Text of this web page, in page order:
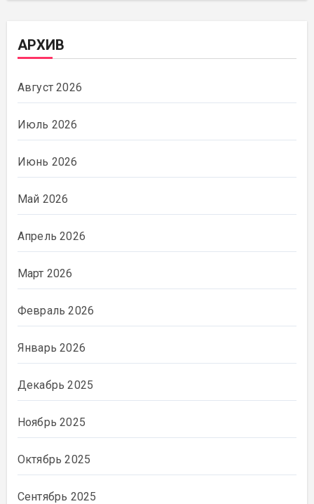
АРХИВ
Август 2026
Июль 2026
Июнь 2026
Май 2026
Апрель 2026
Март 2026
Февраль 2026
Январь 2026
Декабрь 2025
Ноябрь 2025
Октябрь 2025
Сентябрь 2025